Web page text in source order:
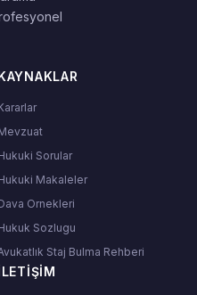
Sorular
Makaleler
Ornekleri
Sozlugu
Staj Bulma Rehberi